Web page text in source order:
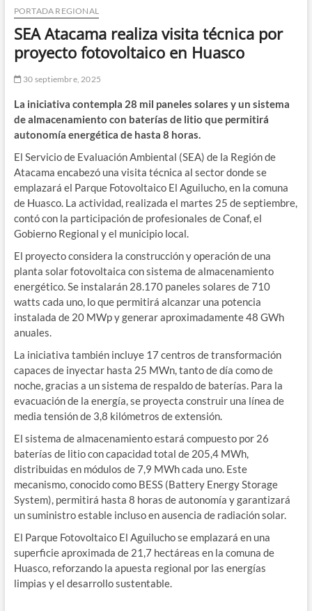
PORTADA REGIONAL
SEA Atacama realiza visita técnica por
proyecto fotovoltaico en Huasco
30 septiembre, 2025
La iniciativa contempla 28 mil paneles solares y un sistema
de almacenamiento con baterías de litio que permitirá
autonomía energética de hasta 8 horas.
El Servicio de Evaluación Ambiental (SEA) de la Región de
Atacama encabezó una visita técnica al sector donde se
emplazará el Parque Fotovoltaico El Aguilucho, en la comuna
de Huasco. La actividad, realizada el martes 25 de septiembre,
contó con la participación de profesionales de Conaf, el
Gobierno Regional y el municipio local.
El proyecto considera la construcción y operación de una
planta solar fotovoltaica con sistema de almacenamiento
energético. Se instalarán 28.170 paneles solares de 710
watts cada uno, lo que permitirá alcanzar una potencia
instalada de 20 MWp y generar aproximadamente 48 GWh
anuales.
La iniciativa también incluye 17 centros de transformación
capaces de inyectar hasta 25 MWn, tanto de día como de
noche, gracias a un sistema de respaldo de baterías. Para la
evacuación de la energía, se proyecta construir una línea de
media tensión de 3,8 kilómetros de extensión.
El sistema de almacenamiento estará compuesto por 26
baterías de litio con capacidad total de 205,4 MWh,
distribuidas en módulos de 7,9 MWh cada uno. Este
mecanismo, conocido como BESS (Battery Energy Storage
System), permitirá hasta 8 horas de autonomía y garantizará
un suministro estable incluso en ausencia de radiación solar.
El Parque Fotovoltaico El Aguilucho se emplazará en una
superficie aproximada de 21,7 hectáreas en la comuna de
Huasco, reforzando la apuesta regional por las energías
limpias y el desarrollo sustentable.